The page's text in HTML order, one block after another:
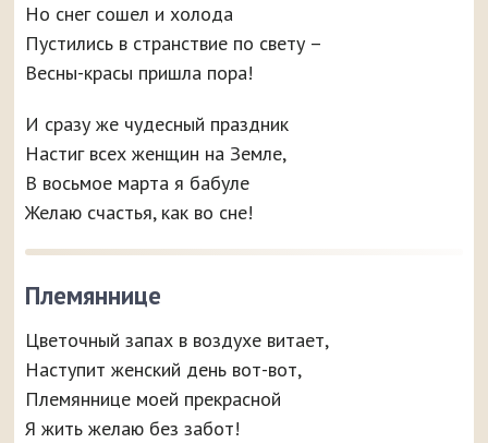
Но снег сошел и холода
Пустились в странствие по свету –
Весны-красы пришла пора!
И сразу же чудесный праздник
Настиг всех женщин на Земле,
В восьмое марта я бабуле
Желаю счастья, как во сне!
Племяннице
Цветочный запах в воздухе витает,
Наступит женский день вот-вот,
Племяннице моей прекрасной
Я жить желаю без забот!